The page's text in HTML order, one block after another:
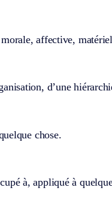
affective,
d’une
chose.
à, appliqué à